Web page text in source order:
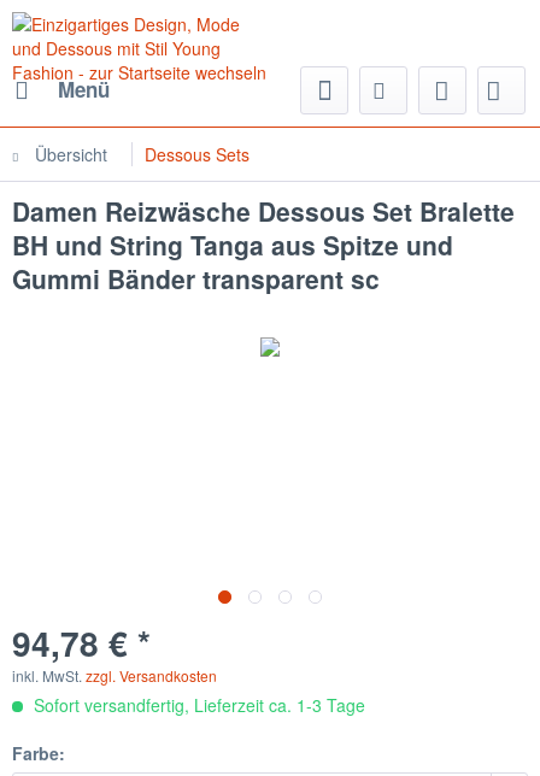
Menü
Übersicht Dessous Sets
Damen Reizwäsche Dessous Set Bralette
BH und String Tanga aus Spitze und
Gummi Bänder transparent sc
94,78 € *
inkl. MwSt. zzgl. Versandkosten
Sofort versandfertig, Lieferzeit ca. 1-3 Tage
Farbe: